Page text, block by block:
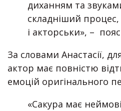
диханням та
складніший процес,
і акторськи», –
За словами Анастасії,
актор має повністю
емоцій оригінального
«Сакура має